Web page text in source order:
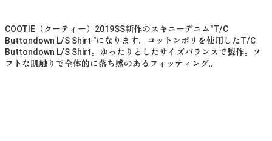
COOTIE（クーティー）2019SS新作のスキニーデニム"T/C
Buttondown L/S Shirt "になります。コットンポリを使用したT/C
Buttondown L/S Shirt。ゆったりとしたサイズバランスで製作。ソ
フトな肌触りで全体的に落ち感のあるフィッティング。